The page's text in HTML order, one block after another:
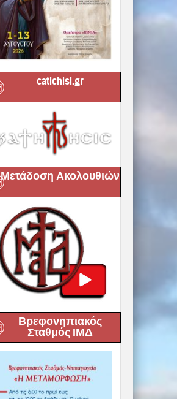
catichisi.gr
Μετάδοση Ακολουθιών
Βρεφονηπιακός
Σταθμός ΙΜΔ